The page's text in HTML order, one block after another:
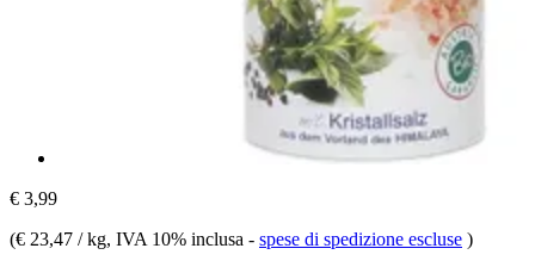
€ 3,99
(€ 23,47 / kg, IVA 10% inclusa - spese di spedizione escluse )